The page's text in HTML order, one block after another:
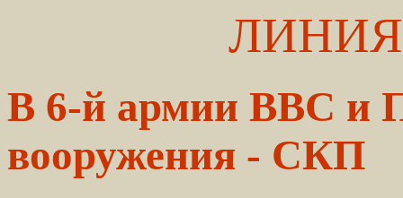
В 6-й армии ВВС и
вооружения - СКП